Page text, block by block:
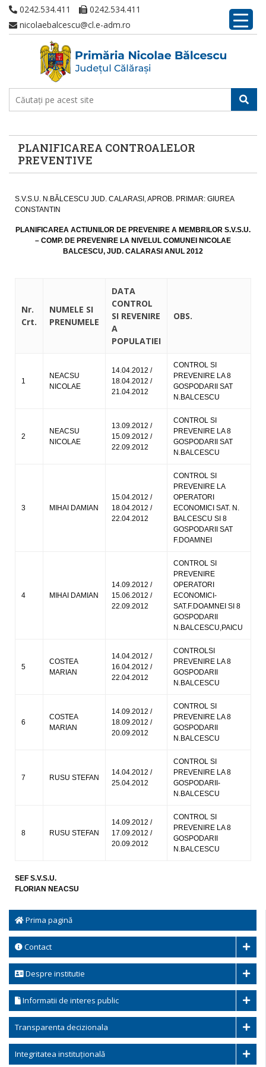
0242.534.411
0242.534.411
nicolaebalcescu@cl.e-adm.ro
PLANIFICAREA CONTROALELOR
PREVENTIVE
Prima pagină
Contact
Despre institutie
Informatii de interes public
Transparenta decizionala
Integritatea instituțională
S.V.S.U. N.BĂLCESCU JUD. CALARASI, APROB. PRIMAR: GIUREA
CONSTANTIN
PLANIFICAREA ACTIUNILOR DE PREVENIRE A MEMBRILOR S.V.S.U.
– COMP. DE PREVENIRE LA NIVELUL COMUNEI NICOLAE
BALCESCU, JUD. CALARASI ANUL 2012
Nr.
Crt.
NUMELE SI
PRENUMELE
DATA
CONTROL
SI REVENIRE
A
POPULATIEI
OBS.
1
NEACSU
NICOLAE
14.04.2012 /
18.04.2012 /
21.04.2012
CONTROL SI
PREVENIRE LA 8
GOSPODARII SAT
N.BALCESCU
2
NEACSU
NICOLAE
13.09.2012 /
15.09.2012 /
22.09.2012
CONTROL SI
PREVENIRE LA 8
GOSPODARII SAT
N.BALCESCU
3 MIHAI DAMIAN
15.04.2012 /
18.04.2012 /
22.04.2012
CONTROL SI
PREVENIRE LA
OPERATORI
ECONOMICI SAT. N.
BALCESCU SI 8
GOSPODARII SAT
F.DOAMNEI
4 MIHAI DAMIAN
14.09.2012 /
15.06.2012 /
22.09.2012
CONTROL SI
PREVENIRE
OPERATORI
ECONOMICI-
SAT.F.DOAMNEI SI 8
GOSPODARII
N.BALCESCU,PAICU
5
COSTEA
MARIAN
14.04.2012 /
16.04.2012 /
22.04.2012
CONTROLSI
PREVENIRE LA 8
GOSPODARII
N.BALCESCU
6
COSTEA
MARIAN
14.09.2012 /
18.09.2012 /
20.09.2012
CONTROL SI
PREVENIRE LA 8
GOSPODARII
N.BALCESCU
7 RUSU STEFAN
14.04.2012 /
25.04.2012
CONTROL SI
PREVENIRE LA 8
GOSPODARII-
N.BALCESCU
8 RUSU STEFAN
14.09.2012 /
17.09.2012 /
20.09.2012
CONTROL SI
PREVENIRE LA 8
GOSPODARII
N.BALCESCU
SEF S.V.S.U.
FLORIAN NEACSU